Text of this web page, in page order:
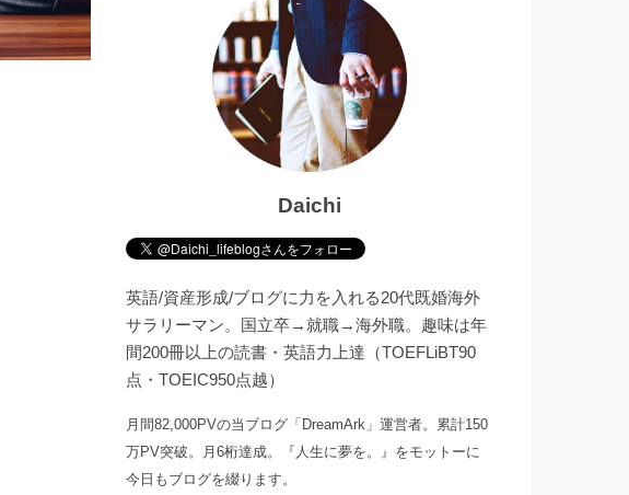
Daichi
英語/資産形成/ブログに力を入れる20代既婚海外
サラリーマン。国立卒→就職→海外職。趣味は年
間200冊以上の読書・英語力上達（TOEFLiBT90
点・TOEIC950点越）
月間82,000PVの当ブログ「DreamArk」運営者。累計150
万PV突破。月6桁達成。『人生に夢を。』をモットーに
今日もブログを綴ります。